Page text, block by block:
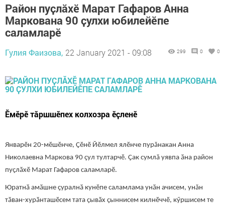
Район пуҫлӑхӗ Марат Гафаров Анна
Маркована 90 ҫулхи юбилейӗпе
саламларӗ
Гулия Фаизова, 22 January 2021 - 09:08 299 0 0
Ӗмӗрӗ тӑршшӗпех колхозра ӗҫленӗ
Январӗн 20-мӗшӗнче, Çӗнӗ Йӗлмел ялӗнче пурăнакан Анна
Николаевна Маркова 90 ҫул тултарчӗ. Ҫак сумлă уявпа ӑна район
пуҫлӑхӗ Марат Гафаров саламларӗ.
Юратнӑ амӑшне ҫуралнӑ кунӗпе саламлама унӑн ачисем, унăн
тӑван-хурӑнташӗсем тата ҫывӑх ҫыннисем килнӗччӗ, кӳршисем те